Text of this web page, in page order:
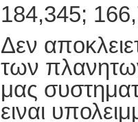
184,345;
Δεν
των
μας
ειναι